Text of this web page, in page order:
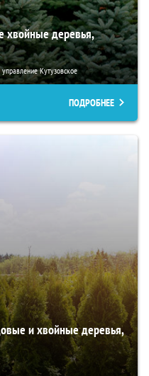
хвойные деревья,
Кутузовское
ПОДРОБНЕЕ
и хвойные деревья,